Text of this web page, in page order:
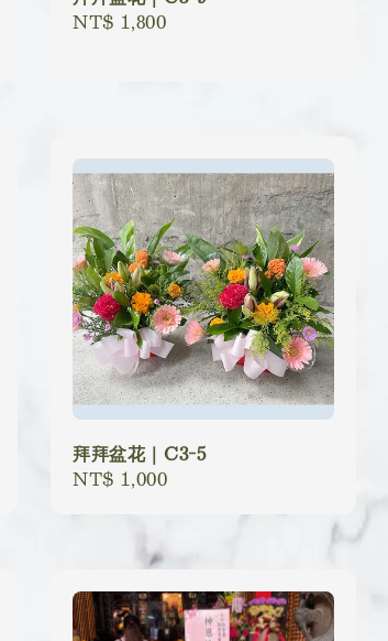
Regular
NT$ 1,800
拜拜盆花｜C3-5
Regular
NT$ 1,000